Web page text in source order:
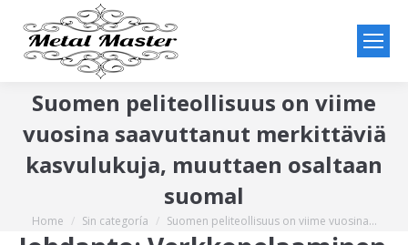
Suomen peliteollisuus on viime
vuosina saavuttanut merkittäviä
kasvulukuja, muuttaen osaltaan
suomal
You are here:
Home Sin categoría Suomen peliteollisuus on viime vuosina…